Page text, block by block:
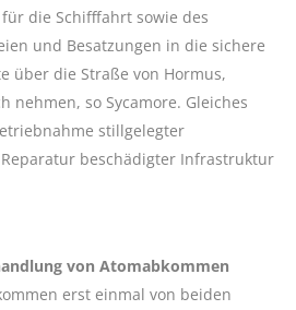
die Schifffahrt sowie des
und Besatzungen in die sichere
über die Straße von Hormus,
nehmen, so Sycamore. Gleiches
stillgelegter
beschädigter Infrastruktur
von Atomabkommen
erst einmal von beiden